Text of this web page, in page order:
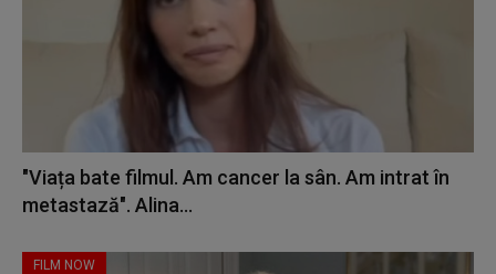
"Viața bate filmul. Am cancer la sân. Am intrat în
metastază". Alina...
FILM NOW